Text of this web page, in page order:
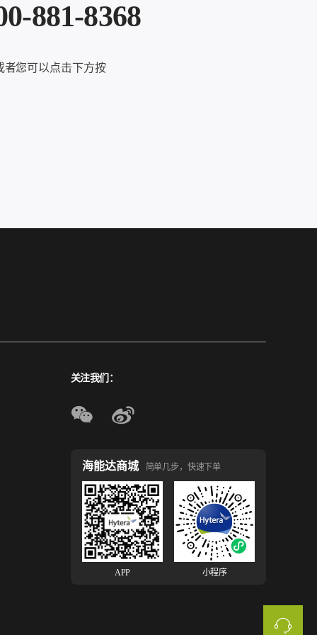
881-8368
者您可以点击下方按
关注我们：
海能达商城 简单几步，快速下单
APP 小程序